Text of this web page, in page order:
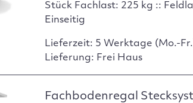
Stück Fachlast: 225 kg ::
Einseitig
Lieferzeit: 5 Werktage (Mo.-
Lieferung: Frei Haus
Fachbodenregal